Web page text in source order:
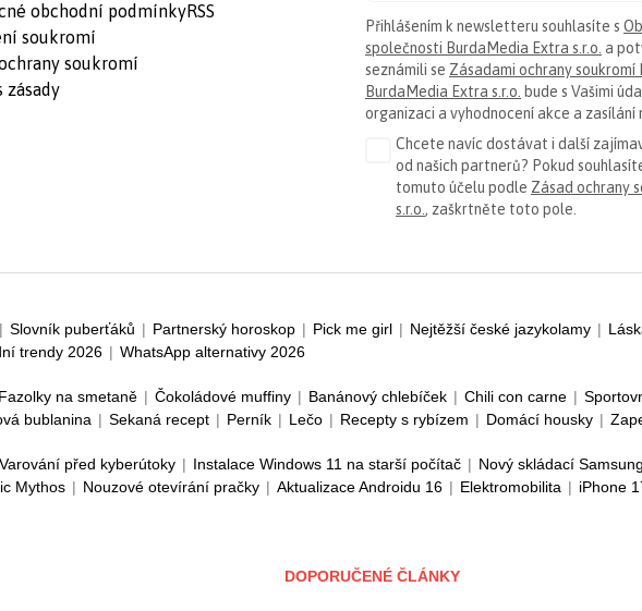
obchodní podmínky
soukromí
soukromí
zásady
RSS
Přihlášením k newsletteru souhlasíte s
společnosti BurdaMedia Extra s.r.o. a
seznámili se Zásadami ochrany
BurdaMedia Extra s.r.o. bude s Vašimi
organizaci a vyhodnocení akce a zasílání
Chcete navíc dostávat i další
od našich partnerů? Pokud
tomuto účelu podle Zásad ochrany
s.r.o. , zaškrtněte toto pole.
| Slovník puberťáků | Partnerský horoskop | Pick me girl | Nejtěžší české jazykolamy |
trendy 2026 | WhatsApp alternativy 2026
Fazolky na smetaně | Čokoládové muffiny | Banánový chlebíček | Chili con carne |
bublanina | Sekaná recept | Perník | Lečo | Recepty s rybízem | Domácí housky |
Varování před kyberútoky | Instalace Windows 11 na starší počítač | Nový skládací Samsung
Mythos | Nouzové otevírání pračky | Aktualizace Androidu 16 | Elektromobilita | iPhone
DOPORUČENÉ ČLÁNKY